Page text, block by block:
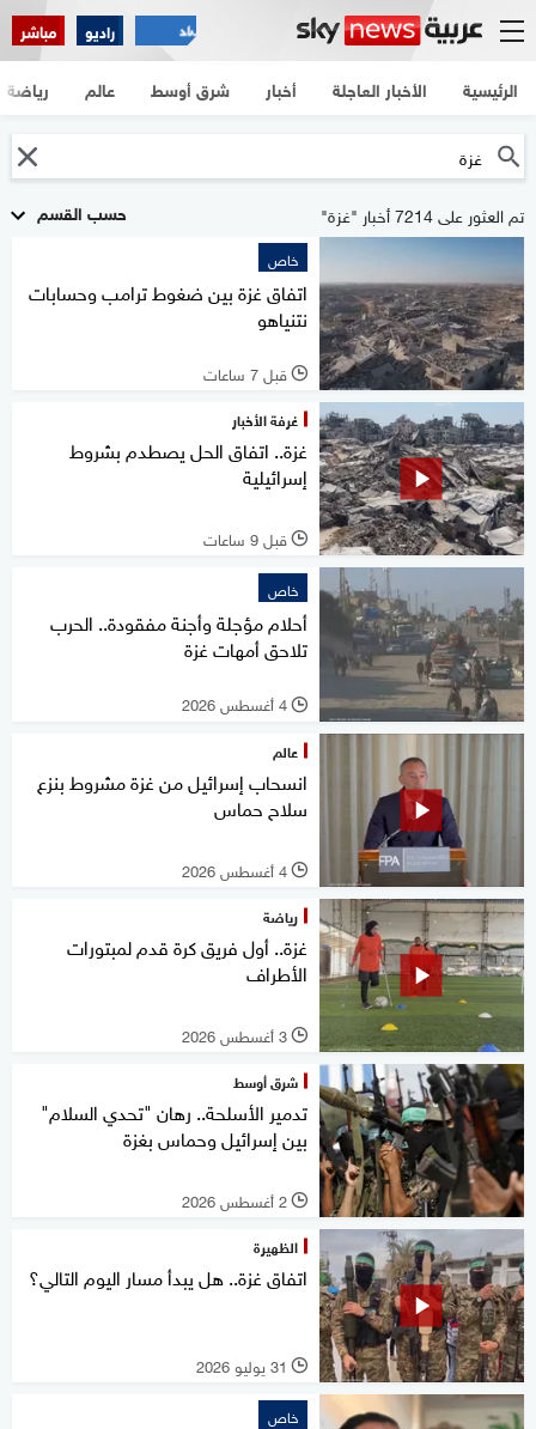
راديو مباشر
الرئيسية الأخبار العاجلة أخبار شرق أوسط عالم رياضة
حسب القسم تم العثور على 7214 أخبار "غزة"
خاص
اتفاق غزة بين ضغوط ترامب وحسابات
نتنياهو
l قبل 7 ساعات
غرفة الأخبار
غزة.. اتفاق الحل يصطدم بشروط
إسرائيلية
l قبل 9 ساعات
خاص
أحلام مؤجلة وأجنة مفقودة.. الحرب
تلاحق أمهات غزة
l 4 أغسطس 2026
عالم
انسحاب إسرائيل من غزة مشروط بنزع
سلاح حماس
l 4 أغسطس 2026
رياضة
غزة.. أول فريق كرة قدم لمبتورات
الأطراف
l 3 أغسطس 2026
شرق أوسط
تدمير الأسلحة.. رهان "تحدي السلام"
بين إسرائيل وحماس بغزة
l 2 أغسطس 2026
الظهيرة
اتفاق غزة.. هل يبدأ مسار اليوم التالي؟
l 31 يوليو 2026
خاص